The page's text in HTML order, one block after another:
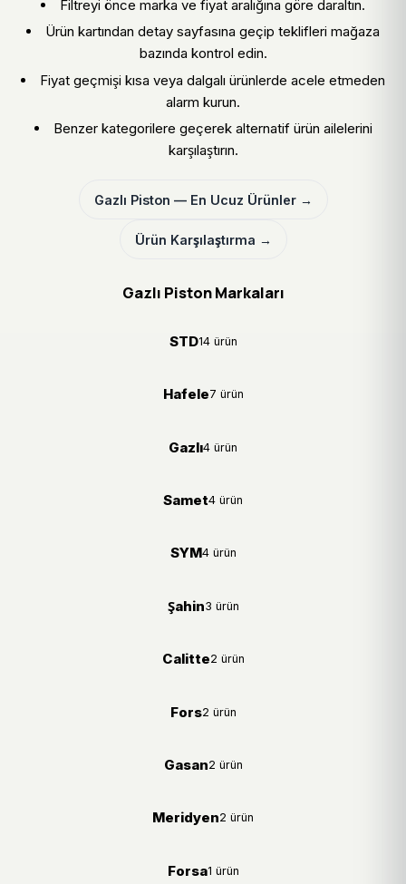
Filtreyi önce marka ve fiyat aralığına göre daraltın.
Ürün kartından detay sayfasına geçip teklifleri mağaza
bazında kontrol edin.
Fiyat geçmişi kısa veya dalgalı ürünlerde acele etmeden
alarm kurun.
Benzer kategorilere geçerek alternatif ürün ailelerini
karşılaştırın.
Gazlı Piston — En Ucuz Ürünler →
Ürün Karşılaştırma →
Gazlı Piston Markaları
STD14 ürün
Hafele7 ürün
Gazlı4 ürün
Samet4 ürün
SYM4 ürün
Şahin3 ürün
Calitte2 ürün
Fors2 ürün
Gasan2 ürün
Meridyen2 ürün
Forsa1 ürün